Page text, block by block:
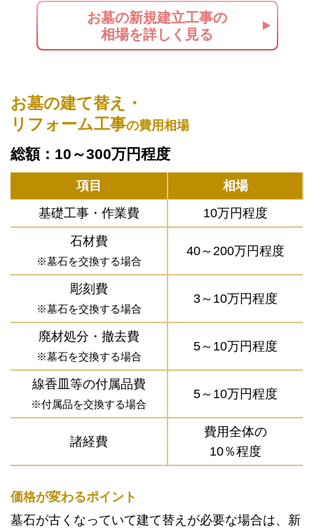
お墓の新規建立工事の
相場を詳しく見る
お墓の建て替え・
リフォーム工事の費用相場
総額：10～300万円程度
項目
相場
基礎工事・作業費
10万円程度
石材費
※墓石を交換する場合
40～200万円程度
彫刻費
※墓石を交換する場合
3～10万円程度
廃材処分・撤去費
※墓石を交換する場合
5～10万円程度
線香皿等の付属品費
※付属品を交換する場合
5～10万円程度
諸経費
費用全体の
10％程度
価格が変わるポイント
墓石が古くなっていて建て替えが必要な場合は、新